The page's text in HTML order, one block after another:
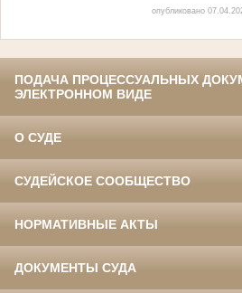
опубликовано
ПОДАЧА ПРОЦЕССУАЛЬНЫХ
ЭЛЕКТРОННОМ ВИДЕ
О СУДЕ
СУДЕЙСКОЕ СООБЩЕСТВО
НОРМАТИВНЫЕ АКТЫ
ДОКУМЕНТЫ СУДА